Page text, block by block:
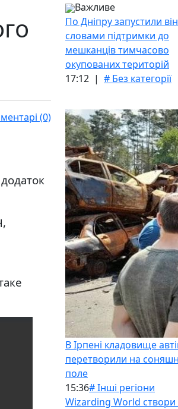
(0)
Важливе
По Дніпру запустили
словами підтримки до
мешканців тимчасово
окупованих територій
17:12 | # Без категорії
В Ірпені кладовище
перетворили на
поле
15:36# Інші регіони
Wizarding World створи